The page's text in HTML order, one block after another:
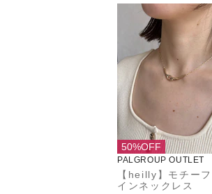
50%OFF
PALGROUP OUTLET
【heilly】モチー
インネックレス